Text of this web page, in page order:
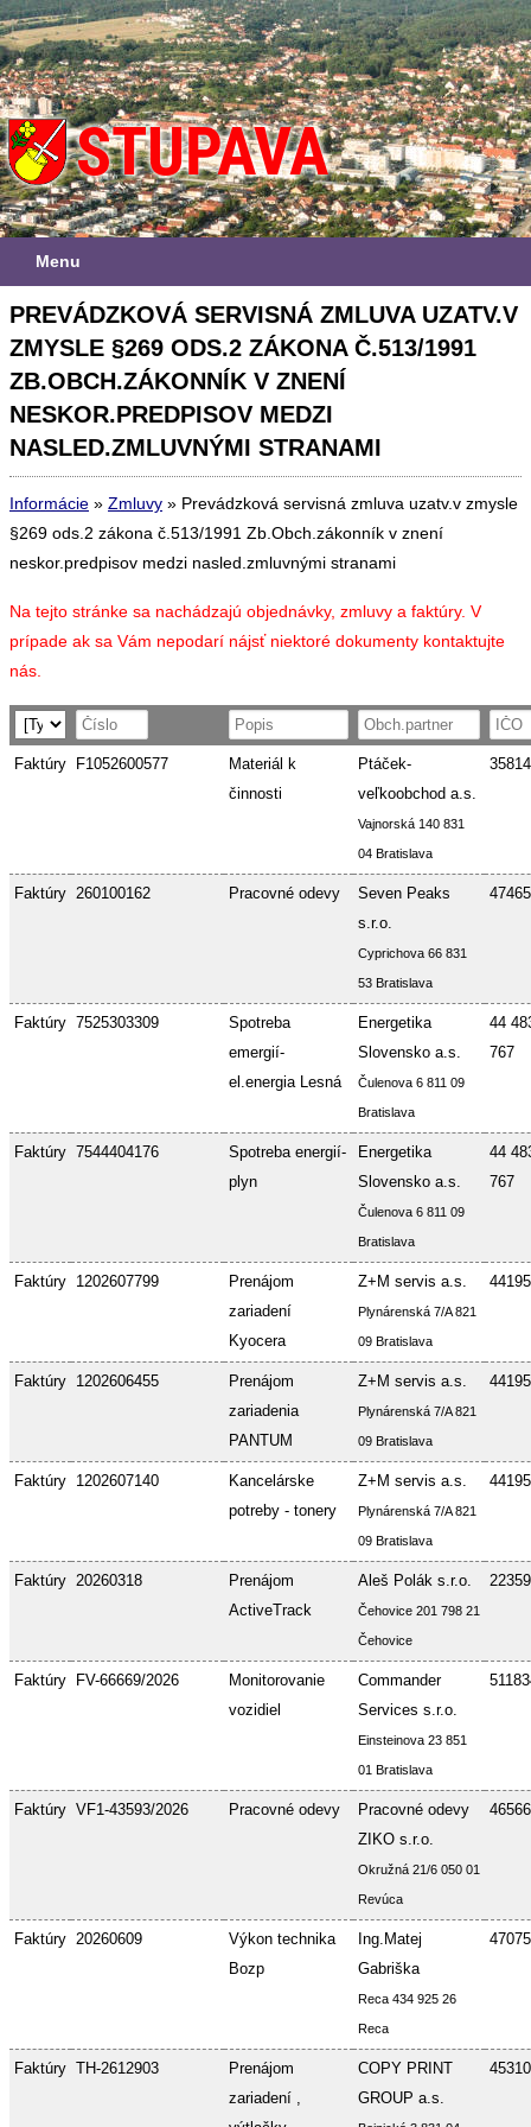
Menu
PREVÁDZKOVÁ SERVISNÁ ZMLUVA UZATV.V
ZMYSLE §269 ODS.2 ZÁKONA Č.513/1991
ZB.OBCH.ZÁKONNÍK V ZNENÍ
NESKOR.PREDPISOV MEDZI
NASLED.ZMLUVNÝMI STRANAMI
Informácie » Zmluvy » Prevádzková servisná zmluva uzatv.v zmysle
§269 ods.2 zákona č.513/1991 Zb.Obch.zákonník v znení
neskor.predpisov medzi nasled.zmluvnými stranami
Na tejto stránke sa nachádzajú objednávky, zmluvy a faktúry. V
prípade ak sa Vám nepodarí nájsť niektoré dokumenty kontaktujte
nás.
Faktúry F1052600577
Materiál k
činnosti
Ptáček-
veľkoobchod a.s.
Vajnorská 140 831
04 Bratislava
Faktúry 260100162 Pracovné odevy
Seven Peaks
s.r.o.
Cyprichova 66 831
53 Bratislava
Faktúry 7525303309
Spotreba
emergií-
el.energia Lesná
Energetika
Slovensko a.s.
Čulenova 6 811 09
Bratislava
44
767
Faktúry 7544404176
Spotreba energií-
plyn
Energetika
Slovensko a.s.
Čulenova 6 811 09
Bratislava
44
767
Faktúry 1202607799
Prenájom
zariadení
Kyocera
Z+M servis a.s.
Plynárenská 7/A 821
09 Bratislava
Faktúry 1202606455
Prenájom
zariadenia
PANTUM
Z+M servis a.s.
Plynárenská 7/A 821
09 Bratislava
Faktúry 1202607140
Kancelárske
potreby - tonery
Z+M servis a.s.
Plynárenská 7/A 821
09 Bratislava
Faktúry 20260318
Prenájom
ActiveTrack
Aleš Polák s.r.o.
Čehovice 201 798 21
Čehovice
Faktúry FV-66669/2026
Monitorovanie
vozidiel
Commander
Services s.r.o.
Einsteinova 23 851
01 Bratislava
Faktúry VF1-43593/2026 Pracovné odevy
Pracovné odevy
ZIKO s.r.o.
Okružná 21/6 050 01
Revúca
Faktúry 20260609
Výkon technika
Bozp
Ing.Matej
Gabriška
Reca 434 925 26
Reca
Faktúry TH-2612903
Prenájom
zariadení ,
COPY PRINT
GROUP a.s.